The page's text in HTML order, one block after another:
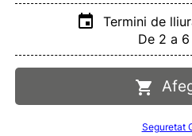
Termini de
De 2 a
Seguretat